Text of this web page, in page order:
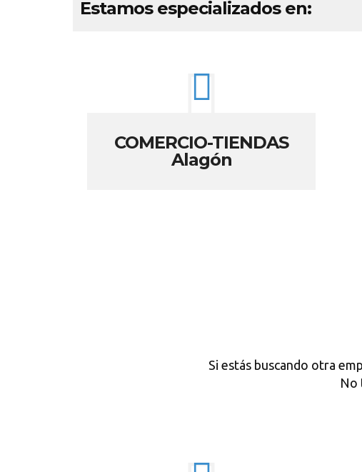
Estamos especializados en:
COMERCIO-TIENDAS
Alagón
Si estás buscando otra
No